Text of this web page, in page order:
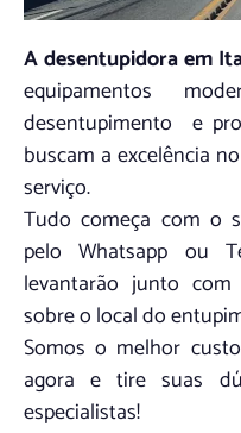
A desentupidora em
equipamentos
desentupimento e
buscam a excelência
serviço.
Tudo começa com o
pelo Whatsapp ou
levantarão junto
sobre o local do
Somos o melhor
agora e tire suas
especialistas!